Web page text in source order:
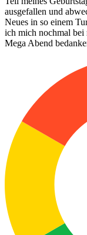
ausgefallen und
Neues in so einem
ich mich nochmal bei
Mega Abend